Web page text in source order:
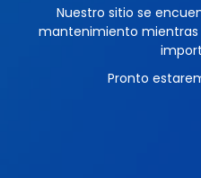
Nuestro sitio se
mantenimiento mientras
Pronto